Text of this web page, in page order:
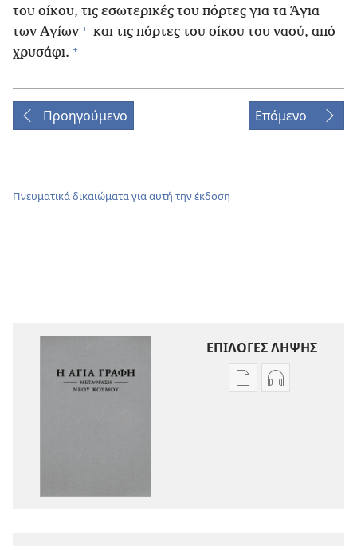
του οίκου, τις εσωτερικές του πόρτες για τα Άγια
των Αγίων + και τις πόρτες του οίκου του ναού, από
χρυσάφι. +
Προηγούμενο Επόμενο
Πνευματικά δικαιώματα για αυτή την έκδοση
ΕΠΙΛΟΓΕΣ ΛΗΨΗΣ
ΕπιλογέςΕπιλογές